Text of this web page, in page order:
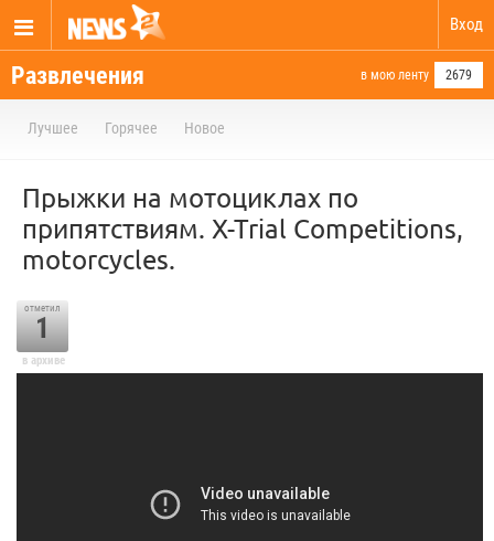
Вход
Развлечения в мою ленту 2679
Лучшее Горячее Новое
Прыжки на мотоциклах по
припятствиям. X-Trial Сompetitions,
motorcycles.
отметил
1
в архиве